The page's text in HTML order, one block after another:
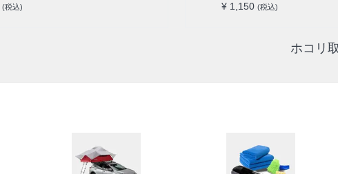
(税込) ¥ 1,150 (税込)
ホコリ